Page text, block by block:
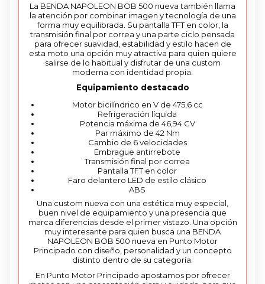
La BENDA NAPOLEON BOB 500 nueva también llama
la atención por combinar imagen y tecnología de una
forma muy equilibrada. Su pantalla TFT en color, la
transmisión final por correa y una parte ciclo pensada
para ofrecer suavidad, estabilidad y estilo hacen de
esta moto una opción muy atractiva para quien quiere
salirse de lo habitual y disfrutar de una custom
moderna con identidad propia.
Equipamiento destacado
Motor bicilíndrico en V de 475,6 cc
Refrigeración líquida
Potencia máxima de 46,94 CV
Par máximo de 42 Nm
Cambio de 6 velocidades
Embrague antirrebote
Transmisión final por correa
Pantalla TFT en color
Faro delantero LED de estilo clásico
ABS
Una custom nueva con una estética muy especial,
buen nivel de equipamiento y una presencia que
marca diferencias desde el primer vistazo. Una opción
muy interesante para quien busca una BENDA
NAPOLEON BOB 500 nueva en Punto Motor
Principado con diseño, personalidad y un concepto
distinto dentro de su categoría.
En Punto Motor Principado apostamos por ofrecer